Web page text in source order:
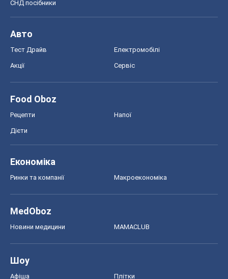
СНД посібники
Авто
Тест Драйв Електромобілі
Акції Сервіс
Food Oboz
Рецепти Напої
Дієти
Економіка
Ринки та компанії Макроекономіка
MedOboz
Новини медицини MAMACLUB
Шоу
Афіша Плітки